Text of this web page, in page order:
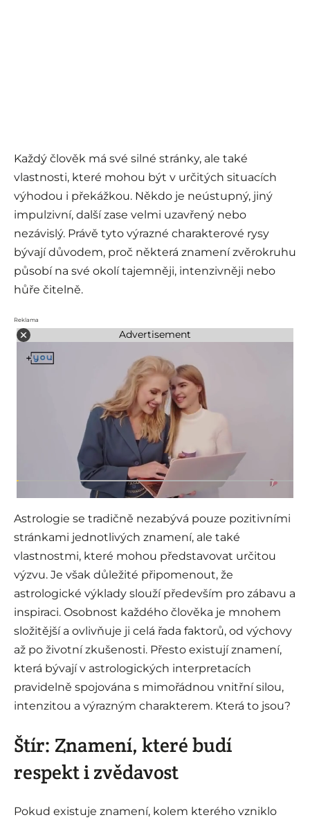
Každý člověk má své silné stránky, ale také
vlastnosti, které mohou být v určitých situacích
výhodou i překážkou. Někdo je neústupný, jiný
impulzivní, další zase velmi uzavřený nebo
nezávislý. Právě tyto výrazné charakterové rysy
bývají důvodem, proč některá znamení zvěrokruhu
působí na své okolí tajemněji, intenzivněji nebo
hůře čitelně.
Reklama
Advertisement
Astrologie se tradičně nezabývá pouze pozitivními
stránkami jednotlivých znamení, ale také
vlastnostmi, které mohou představovat určitou
výzvu. Je však důležité připomenout, že
astrologické výklady slouží především pro zábavu a
inspiraci. Osobnost každého člověka je mnohem
složitější a ovlivňuje ji celá řada faktorů, od výchovy
až po životní zkušenosti. Přesto existují znamení,
která bývají v astrologických interpretacích
pravidelně spojována s mimořádnou vnitřní silou,
intenzitou a výrazným charakterem. Která to jsou?
Štír: Znamení, které budí
respekt i zvědavost
Pokud existuje znamení, kolem kterého vzniklo